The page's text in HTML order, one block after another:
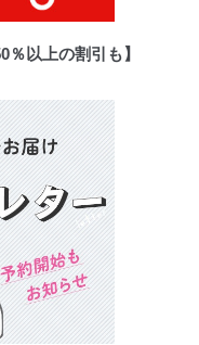
以上の割引も】